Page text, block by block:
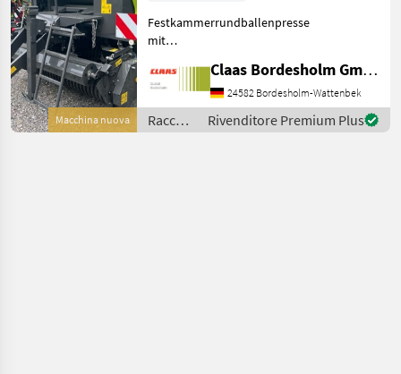
Macchina nuova
Festkammerrundballenpresse
mit
1, 25 m Presskammerbreite
1, 20 m / in
Serienausrüstung: Pickup:
Aufnahmebreite 2, 10 m / 4
Claas Bordesholm GmbH
24582 Bordesholm-Wattenbek
Raccolta
mangimi
Rivenditore Premium Plus